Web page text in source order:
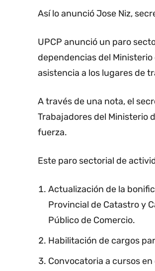
Así lo anunció Jose Niz,
UPCP anunció un paro
dependencias del
asistencia a los lugares de
A través de una nota, el
Trabajadores del Ministerio
fuerza.
Este paro sectorial de
Actualización de la
Provincial de Catastro y
Público de Comercio.
Habilitación de cargos
Convocatoria a cursos